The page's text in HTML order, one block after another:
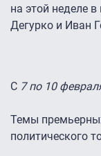
на этой неделе
Дегурко и Иван
С 7 по 10
Темы
политического